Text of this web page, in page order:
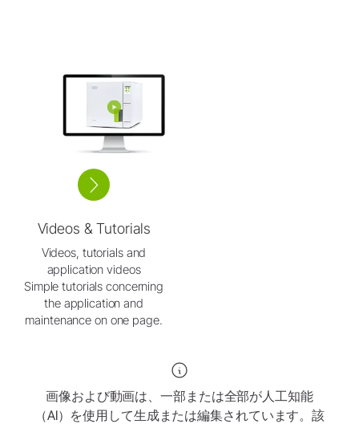
Videos & Tutorials
Videos, tutorials and
application videos
Simple tutorials concerning
the application and
maintenance on one page.
画像および動画は、一部または全部が人工知能
（AI）を使用して生成または編集されています。該